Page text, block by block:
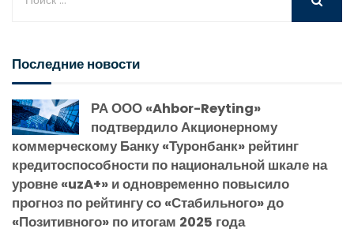
Последние новости
РА ООО «Ahbor-Reyting»
подтвердило Акционерному
коммерческому Банку «Туронбанк» рейтинг
кредитоспособности по национальной шкале на
уровне «uzA+» и одновременно повысило
прогноз по рейтингу со «Стабильного» до
«Позитивного» по итогам 2025 года